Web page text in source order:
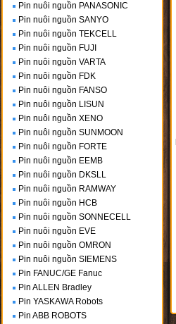
Pin nuôi nguồn PANASONIC
Pin nuôi nguồn SANYO
Pin nuôi nguồn TEKCELL
Pin nuôi nguồn FUJI
Pin nuôi nguồn VARTA
Pin nuôi nguồn FDK
Pin nuôi nguồn FANSO
Pin nuôi nguồn LISUN
Pin nuôi nguồn XENO
Pin nuôi nguồn SUNMOON
Pin nuôi nguồn FORTE
Pin nuôi nguồn EEMB
Pin nuôi nguồn DKSLL
Pin nuôi nguồn RAMWAY
Pin nuôi nguồn HCB
Pin nuôi nguồn SONNECELL
Pin nuôi nguồn EVE
Pin nuôi nguồn OMRON
Pin nuôi nguồn SIEMENS
Pin FANUC/GE Fanuc
Pin ALLEN Bradley
Pin YASKAWA Robots
Pin ABB ROBOTS